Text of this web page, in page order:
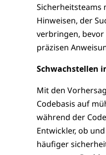
Sicherheitsteams
Hinweisen, der
verbringen, bevor
präzisen
Schwachstellen
Mit den
Codebasis auf
während der
Entwickler, ob
häufiger